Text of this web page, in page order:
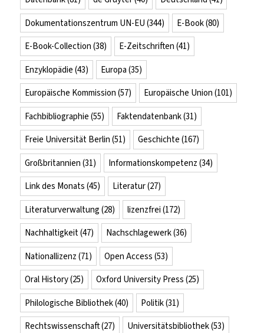
Dokumentationszentrum UN-EU (344) E-Book(80)
E-Book-Collection (38) E-Zeitschriften (41)
Enzyklopädie (43) Europa (35)
Europäische Kommission (57) Europäische Union (101)
Fachbibliographie (55) Faktendatenbank(31)
Freie Universität Berlin (51) Geschichte (167)
Großbritannien (31) Informationskompetenz (34)
Link des Monats (45) Literatur(27)
Literaturverwaltung (28) lizenzfrei (172)
Nachhaltigkeit(47) Nachschlagewerk(36)
Nationallizenz (71) Open Access (53)
Oral History(25) Oxford University Press (25)
Philologische Bibliothek(40) Politik(31)
Rechtswissenschaft(27) Universitätsbibliothek(53)